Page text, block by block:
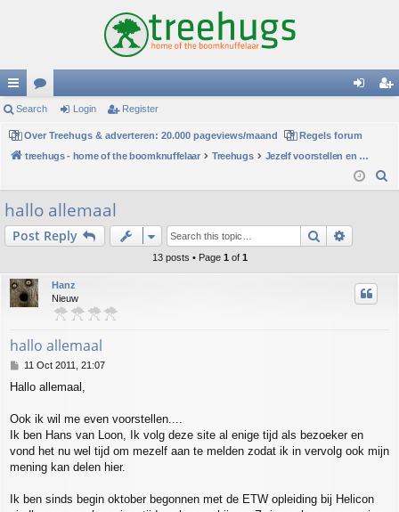
ui
ck
lin
ks
or
u
m
s
in
Search Login Register
Over Treehugs & adverteren: 20.000 pageviews/maand
Regels forum
treehugs - home of the boomknuffelaar
Treehugs
Jezelf voorstellen en persoonlijke mededelingen
h
hallo allemaal
Post Reply Search
13 posts • Page 1 of 1
Hanz
Nieuw
hallo allemaal
P
s
11 Oct 2011, 21:07
Hallo allemaal,
Ook ik wil me even voorstellen....
Ik ben Hans van Loon, Ik volg deze site al enige tijd als bezoeker en
vond het nu wel tijd om mezelf aan te melden zodat ik in vervolg ook mijn
mening kan delen hier.
Ik ben sinds begin oktober begonnen met de ETW opleiding bij Helicon